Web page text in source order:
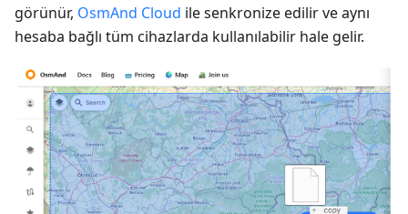
görünür, OsmAnd Cloud ile senkronize edilir ve aynı
hesaba bağlı tüm cihazlarda kullanılabilir hale gelir.